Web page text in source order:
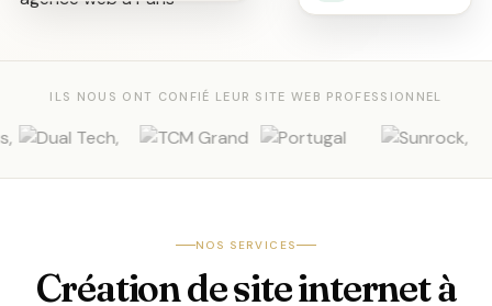
ILS NOUS ONT CONFIÉ LEUR SITE WEB PROFESSIONNEL
NOS SERVICES
Création de site internet à